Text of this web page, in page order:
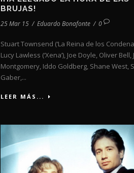
BRUJAS!
25 Mar 15 / Eduardo Bonafonte / 0
Stuart Townsend (‘La Reina de los
Lucy Lawless (‘Xena’), Joe Doyle, Oliver Bell,
Montgomery, Iddo Goldberg, Shane West,
Gaber,...
LEER MÁS...